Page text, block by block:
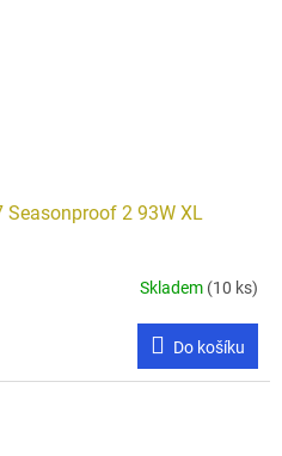
Seasonproof 2 93W XL
Skladem (10 ks)
Do košíku